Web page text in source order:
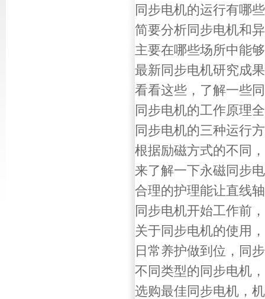
同步电机的运行有哪
简要分析同步电机和
主要在哪些场所中能
最新同步电机研究成
看看这些，了解一些
同步电机的工作原理
同步电机的三种运行
根据励磁方式的不同
来了解一下永磁同步
合理的护理能让直线
同步电机开始工作前
关于同步电机的使用
日常养护做到位，同
不同类型的同步电机
选购最佳同步电机，